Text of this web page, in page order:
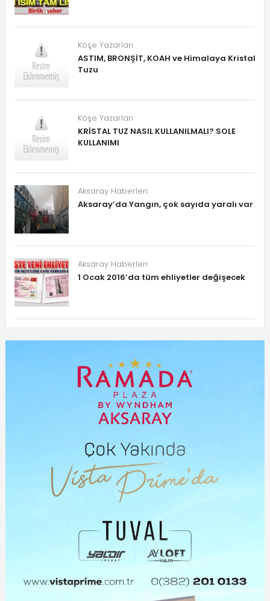
Köşe Yazarları
ASTIM, BRONŞİT, KOAH ve Himalaya Kristal
Tuzu
Köşe Yazarları
KRİSTAL TUZ NASIL KULLANILMALI? SOLE
KULLANIMI
Aksaray Haberleri
Aksaray’da Yangın, çok sayıda yaralı var
Aksaray Haberleri
1 Ocak 2016’da tüm ehliyetler değişecek